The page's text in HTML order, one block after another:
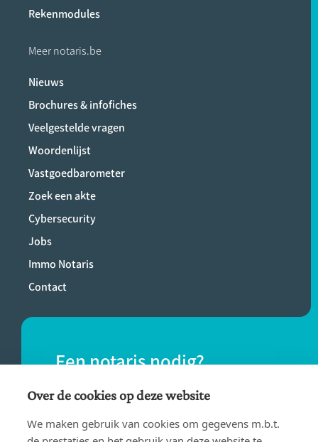
Rekenmodules
Meer notaris.be
Nieuws
Brochures & infofiches
Veelgestelde vragen
Woordenlijst
Vastgoedbarometer
Zoek een akte
Cybersecurity
Jobs
Immo Notaris
Contact
Een notaris nodig?
Vind eenvoudig een notaris bij jou in de
buurt.
Over de cookies op deze website
We maken gebruik van cookies om gegevens m.b.t.